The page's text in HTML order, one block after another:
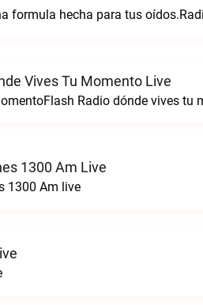
Vives Tu Momento Live
Radio dónde vives tu
1300 Am Live
1300 Am live